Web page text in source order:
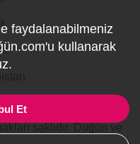
faydalanabilmeniz
kullanarak
Et